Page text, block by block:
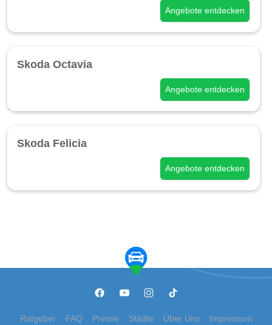
Angebote entdecken
Skoda Octavia
Angebote entdecken
Skoda Felicia
Angebote entdecken
Ratgeber FAQ Presse Städte Über Uns Impressum